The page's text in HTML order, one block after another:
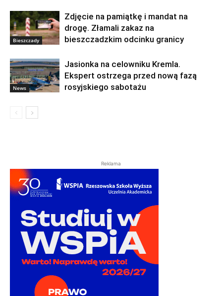
Bieszczady
Zdjęcie na pamiątkę i mandat na
drogę. Złamali zakaz na
bieszczadzkim odcinku granicy
News
Jasionka na celowniku Kremla.
Ekspert ostrzega przed nową fazą
rosyjskiego sabotażu
Reklama